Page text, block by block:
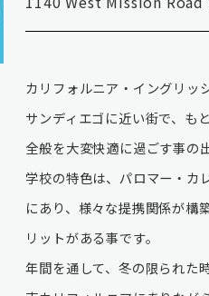
カリフォルニア・イングリッ
サンディエゴに近い街で、も
全般を大変快適に過ごす事の
学校の特色は、パロマー・カ
にあり、様々な提携関係が構
リットがある事です。
年間を通して、冬の限られた